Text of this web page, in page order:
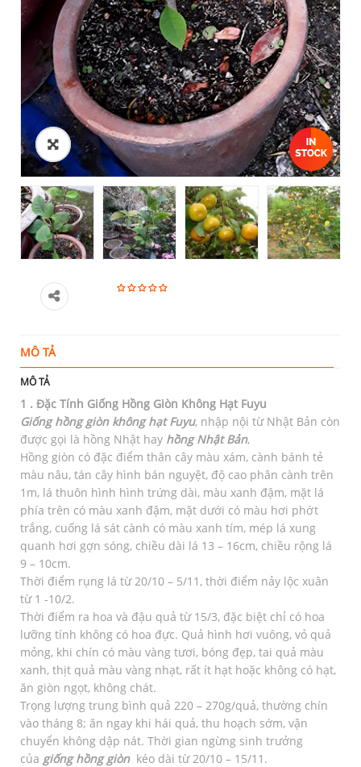
MÔ TẢ
MÔ TẢ
1 . Đặc Tính Giống Hồng Giòn Không Hạt Fuyu
Giống hồng giòn không hạtFuyu, nhập nội từ Nhật Bản còn
được gọi là hồng Nhật hay hồng Nhật Bản,
Hồng giòn có đặc điểm thân cây màu xám, cành bánh tẻ
màu nâu, tán cây hình bán nguyệt, độ cao phân cành trên
1m, lá thuôn hình hình trứng dài, màu xanh đậm, mặt lá
phía trên có màu xanh đậm, mặt dưới có màu hơi phớt
trắng, cuống lá sát cành có màu xanh tím, mép lá xung
quanh hơi gợn sóng, chiều dài lá 13 – 16cm, chiều rộng lá
9 – 10cm.
Thời điểm rụng lá từ 20/10 – 5/11, thời điểm nảy lộc xuân
từ 1 -10/2.
Thời điểm ra hoa và đậu quả từ 15/3, đặc biệt chỉ có hoa
lưỡng tính không có hoa đực. Quả hình hơi vuông, vỏ quả
mỏng, khi chín có màu vàng tươi, bóng đẹp, tai quả màu
xanh, thịt quả màu vàng nhạt, rất ít hạt hoặc không có hạt,
ăn giòn ngọt, không chát.
Trọng lượng trung bình quả 220 – 270g/quả, thường chín
vào tháng 8; ăn ngay khi hái quả, thu hoạch sớm, vận
chuyển không dập nát. Thời gian ngừng sinh trưởng
của giống hồng giòn kéo dài từ 20/10 – 15/11.